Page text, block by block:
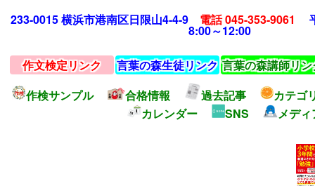
233-0015 横浜市港南区日限山4-4-9 電話 045-353-9061
8:00～12:00
作文検定リンク 言葉の森生徒リンク 言葉の森講師リン
作検サンプル
合格情報 過去記事
カテゴ
カレンダー
SNS メディ